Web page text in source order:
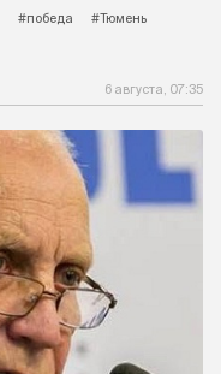
#победа
#Тюмень
6 августа, 07:35